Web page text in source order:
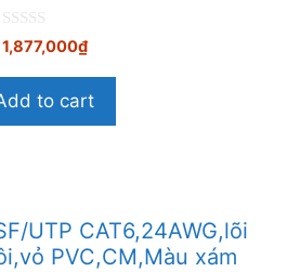
0
n
à
5
1,877,000₫
to cart
UTP CAT6,24AWG,lõi
PVC,CM,Màu xám